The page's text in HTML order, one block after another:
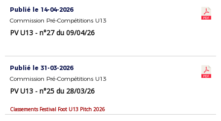
Publié le 14-04-2026
Commission Pré-Compétitions U13
PV U13 - n°27 du 09/04/26
Publié le 31-03-2026
Commission Pré-Compétitions U13
PV U13 - n°25 du 28/03/26
Classements Festival Foot U13 Pitch 2026